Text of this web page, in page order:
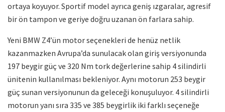
ortaya koyuyor. Sportif model ayrıca geniş ızgaralar, agresif
bir ön tampon ve geriye doğru uzanan ön farlara sahip.
Yeni BMW Z4’ün motor seçenekleri de henüz netlik
kazanmazken Avrupa’da sunulacak olan giriş versiyonunda
197 beygir güç ve 320 Nm tork değerlerine sahip 4 silindirli
ünitenin kullanılması bekleniyor. Aynı motorun 253 beygir
güç sunan versiyonunun da geleceği konuşuluyor. 4 silindirli
motorun yanı sıra 335 ve 385 beygirlik iki farklı seçeneğe